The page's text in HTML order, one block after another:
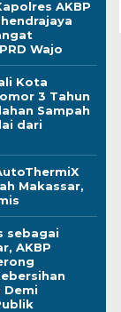
AKBP
Wajo
Kota
3 Tahun
Sampah
dari
Makassar,
sebagai
AKBP
Demi